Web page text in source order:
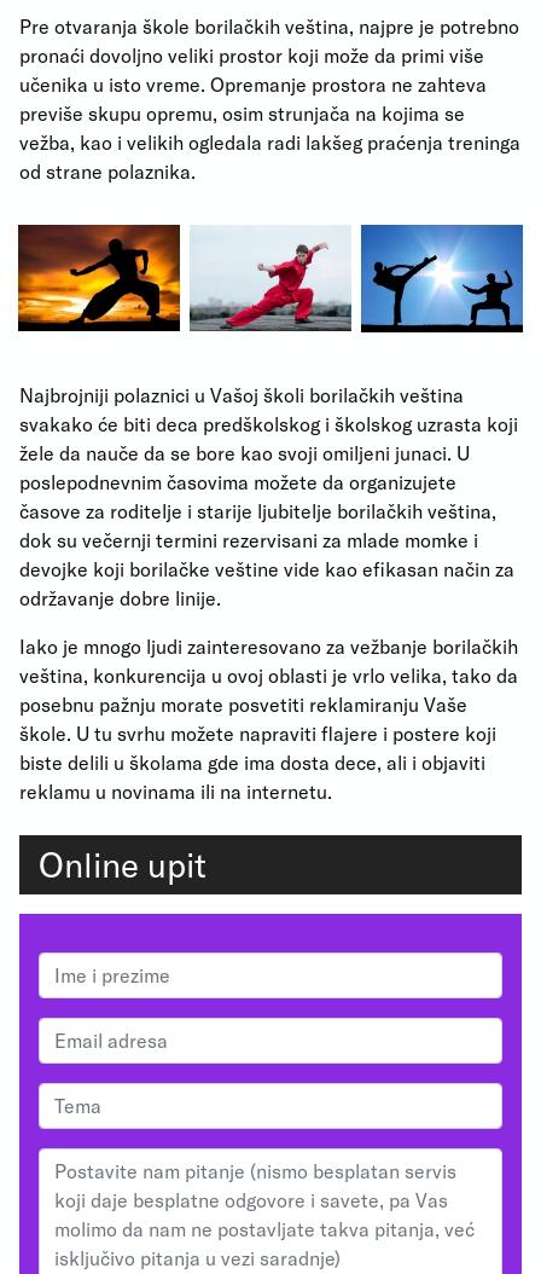
Pre otvaranja škole borilačkih veština, najpre je potrebno
pronaći dovoljno veliki prostor koji može da primi više
učenika u isto vreme. Opremanje prostora ne zahteva
previše skupu opremu, osim strunjača na kojima se
vežba, kao i velikih ogledala radi lakšeg praćenja treninga
od strane polaznika.
Najbrojniji polaznici u Vašoj školi borilačkih veština
svakako će biti deca predškolskog i školskog uzrasta koji
žele da nauče da se bore kao svoji omiljeni junaci. U
poslepodnevnim časovima možete da organizujete
časove za roditelje i starije ljubitelje borilačkih veština,
dok su večernji termini rezervisani za mlade momke i
devojke koji borilačke veštine vide kao efikasan način za
održavanje dobre linije.
Iako je mnogo ljudi zainteresovano za vežbanje borilačkih
veština, konkurencija u ovoj oblasti je vrlo velika, tako da
posebnu pažnju morate posvetiti reklamiranju Vaše
škole. U tu svrhu možete napraviti flajere i postere koji
biste delili u školama gde ima dosta dece, ali i objaviti
reklamu u novinama ili na internetu.
Online upit